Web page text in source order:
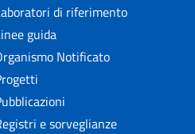
di riferimento
guida
Notificato
e sorveglianze